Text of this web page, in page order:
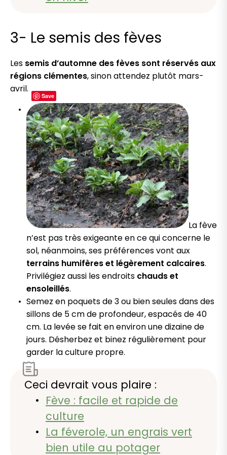
3- Le semis des fèves
Les semis d’automne des fèves sont réservés aux
régions clémentes, sinon attendez plutôt mars-
avril.
La fève
n’est pas très exigeante en ce qui concerne le
sol, néanmoins, ses préférences vont aux
terrains humifères et légèrement calcaires.
Privilégiez aussi les endroits chauds et
ensoleillés.
Semez en poquets de 3 ou bien seules dans des
sillons de 5 cm de profondeur, espacés de 40
cm. La levée se fait en environ une dizaine de
jours. Désherbez et binez régulièrement pour
garder la culture propre.
Ceci devrait vous plaire :
Fève : facile et rapide de
culture
La féverole, un engrais vert
bien utile au potager
Save